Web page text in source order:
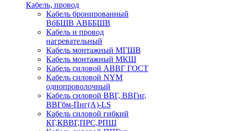
Кабель, провод
Кабель бронированный
ВбБШВ АВББШВ
Кабель и провод
нагревательный
Кабель монтажный МГШВ
Кабель монтажный МКШ
Кабель силовой АВВГ ГОСТ
Кабель силовой NYM
однопроволочный
Кабель силовой ВВГ, ВВГнг,
ВВГбм-Пнг(А)-LS
Кабель силовой гибкий
КГ,КВВГ,ПРС,РПШ